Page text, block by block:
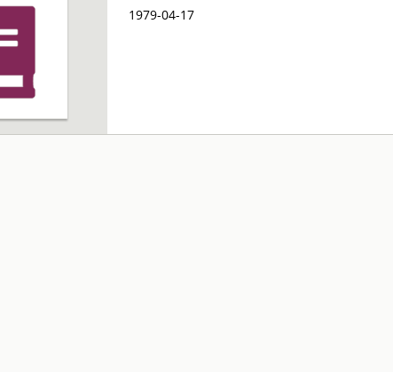
1979-04-17